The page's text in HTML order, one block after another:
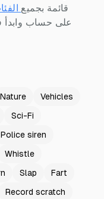
قائمة بجميع
على حساب وابدأ
Nature
Vehicles
Sci-Fi
Police siren
Whistle
Slap
Fart
Record scratch